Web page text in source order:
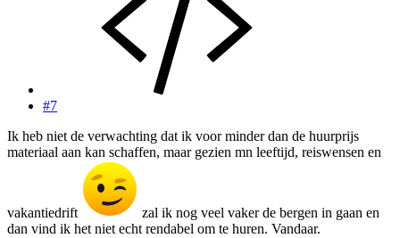
#7
Ik heb niet de verwachting dat ik voor minder dan de huurprijs
materiaal aan kan schaffen, maar gezien mn leeftijd, reiswensen en
vakantiedrift
zal ik nog veel vaker de bergen in gaan en
dan vind ik het niet echt rendabel om te huren. Vandaar.